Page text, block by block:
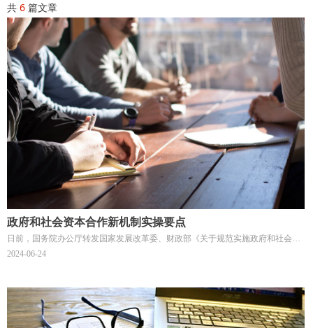
共 6 篇文章
政府和社会资本合作新机制实操要点
日前，国务院办公厅转发国家发展改革委、财政部《关于规范实施政府和社会资
本合作新机制的指导意见》（国办函〔2023〕115号，以下简称115号文或文件）
新PPP项目均按新机制执行，并从聚焦使用者付费项目、全部采取特许经营模
式、合理把握重点领域、优先选择民营企业参与、明确管理责任分工、规范建设
管理和加强运营监管等方面提出稳妥实施新要求。
2024-06-24